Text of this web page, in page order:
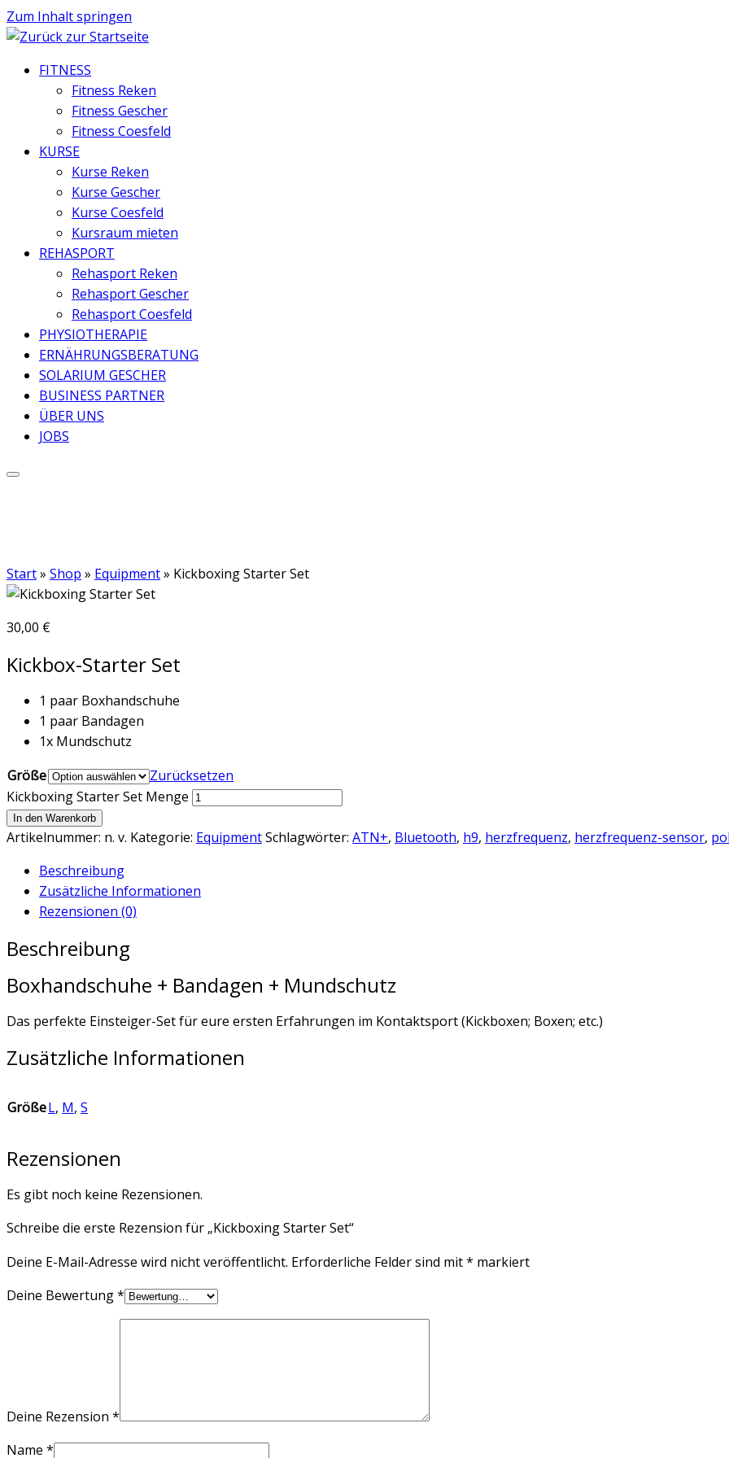
Zum Inhalt springen
FITNESS
Fitness Reken
Fitness Gescher
Fitness Coesfeld
KURSE
Kurse Reken
Kurse Gescher
Kurse Coesfeld
Kursraum mieten
REHASPORT
Rehasport Reken
Rehasport Gescher
Rehasport Coesfeld
PHYSIOTHERAPIE
ERNÄHRUNGSBERATUNG
SOLARIUM GESCHER
BUSINESS PARTNER
ÜBER UNS
JOBS
Start» Shop » Equipment» Kickboxing Starter Set
30,00 €
Kickbox-Starter Set
1 paar Boxhandschuhe
1 paar Bandagen
1x Mundschutz
Größe
Zurücksetzen
Kickboxing Starter Set Menge
In den Warenkorb
Artikelnummer: n. v. Kategorie: EquipmentSchlagwörter: ATN+, Bluetooth, h9, herzfrequenz, herzfrequenz-sensor,
Beschreibung
Zusätzliche Informationen
Rezensionen (0)
Beschreibung
Boxhandschuhe + Bandagen + Mundschutz
Das perfekte Einsteiger-Set für eure ersten Erfahrungen im Kontaktsport (Kickboxen; Boxen; etc.)
Zusätzliche Informationen
GrößeL, M, S
Rezensionen
Es gibt noch keine Rezensionen.
Schreibe die erste Rezension für „Kickboxing Starter Set“
Deine E-Mail-Adresse wird nicht veröffentlicht. Erforderliche Felder sind mit* markiert
Deine Bewertung*
Deine Rezension *
Name *